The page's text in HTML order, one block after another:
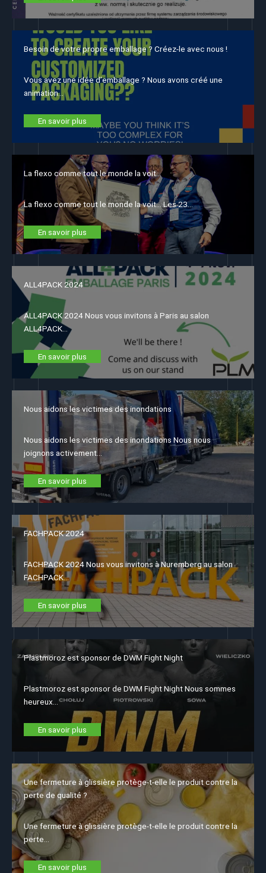
Besoin de votre propre emballage ? Créez-le avec nous !
Vous avez une idée d’emballage ? Nous avons créé une
animation…
En savoir plus
La flexo comme tout le monde la voit…
La flexo comme tout le monde la voit… Les 23…
En savoir plus
ALL4PACK 2024
ALL4PACK 2024 Nous vous invitons à Paris au salon
ALL4PACK…
En savoir plus
Nous aidons les victimes des inondations
Nous aidons les victimes des inondations Nous nous
joignons activement…
En savoir plus
FACHPACK 2024
FACHPACK 2024 Nous vous invitons à Nuremberg au salon
FACHPACK…
En savoir plus
Plastmoroz est sponsor de DWM Fight Night
Plastmoroz est sponsor de DWM Fight Night Nous sommes
heureux…
En savoir plus
Une fermeture à glissière protège-t-elle le produit contre la
perte de qualité ?
Une fermeture à glissière protège-t-elle le produit contre la
perte…
En savoir plus